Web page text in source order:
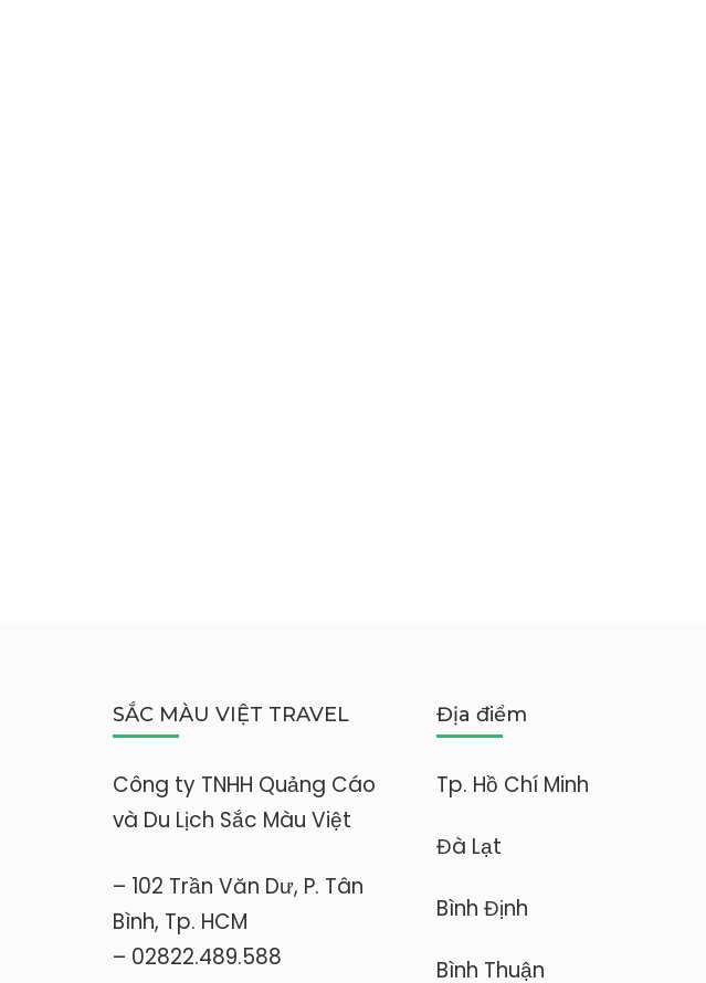
SẮC MÀU VIỆT TRAVEL
Công ty TNHH Quảng Cáo
và Du Lịch Sắc Màu Việt
– 102 Trần Văn Dư, P. Tân
Bình, Tp. HCM
– 02822.489.588
Địa điểm
Tp. Hồ Chí Minh
Đà Lạt
Bình Định
Bình Thuận